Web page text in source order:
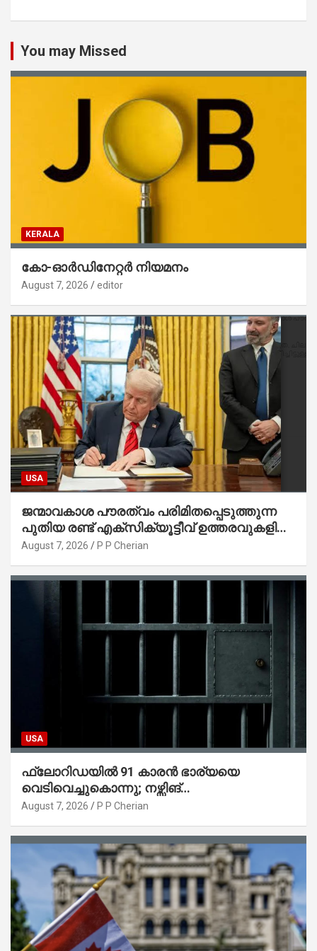
You may Missed
KERALA
കോ-ഓർഡിനേറ്റർ നിയമനം
August 7, 2026 editor
USA
ജന്മാവകാശ പൗരത്വം പരിമിതപ്പെടുത്തുന്ന
പുതിയ രണ്ട് എക്സിക്യൂട്ടീവ് ഉത്തരവുകളിൽ
ട്രംപ് ഒപ്പുവെച്ചു
August 7, 2026 P P Cherian
USA
ഫ്ലോറിഡയിൽ 91 കാരൻ ഭാര്യയെ
വെടിവെച്ചുകൊന്നു; നഴ്സിങ്
ഹോമിലാക്കില്ലെന്ന് നൽകിയ വാഗ്ദാനം
August 7, 2026 P P Cherian